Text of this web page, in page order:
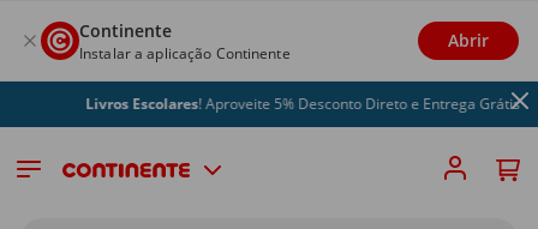
Continente
Instalar a aplicação Continente
Abrir
Livros Escolares! Aproveite 5% Desconto Direto e Entrega Grátis